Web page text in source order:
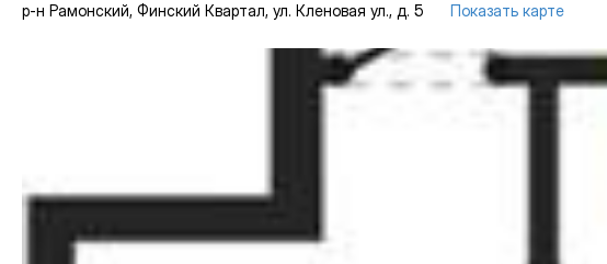
р-н Рамонский, Финский Квартал, ул. Кленовая ул., д. 5 Показать карте